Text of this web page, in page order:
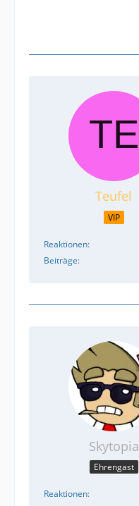
Teufel
VIP
Reaktionen
Beiträge
Skytopia
Ehrengast
Reaktionen